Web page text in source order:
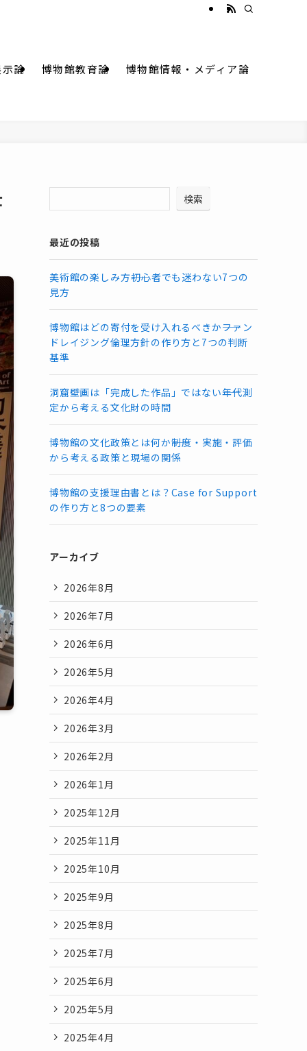
論 博物館教育論 博物館情報・メディア論
検索
最近の投稿
美術館の楽しみ方――初心者でも迷わない7つの
見方
博物館はどの寄付を受け入れるべきか――ファン
ドレイジング倫理方針の作り方と7つの判断
基準
洞窟壁画は「完成した作品」ではない――年代測
定から考える文化財の時間
博物館の文化政策とは何か――制度・実施・評価
から考える政策と現場の関係
博物館の支援理由書とは？Case for Support
の作り方と8つの要素
アーカイブ
2026年8月
2026年7月
2026年6月
2026年5月
2026年4月
2026年3月
2026年2月
2026年1月
2025年12月
2025年11月
2025年10月
2025年9月
2025年8月
2025年7月
2025年6月
2025年5月
2025年4月